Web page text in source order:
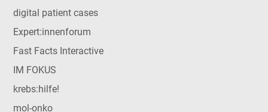
digital patient cases
Expert:innenforum
Fast Facts Interactive
IM FOKUS
krebs:hilfe!
mol-onko